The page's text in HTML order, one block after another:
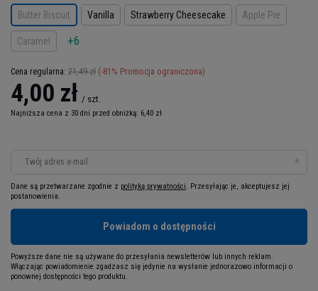
Butter Biscuit Vanilla Strawberry Cheesecake Apple Pie
Caramel +6
Cena regularna: 21,49 zł (-81 % Promocja ograniczona)
4,00 zł / szt.
Najniższa cena z 30 dni przed obniżką: 6,40 zł
Twój adres e-mail
Dane są przetwarzane zgodnie z polityką prywatności. Przesyłając je, akceptujesz jej
postanowienia.
Powiadom o dostępności
Powyższe dane nie są używane do przesyłania newsletterów lub innych reklam.
Włączając powiadomienie zgadzasz się jedynie na wysłanie jednorazowo informacji o
ponownej dostępności tego produktu.